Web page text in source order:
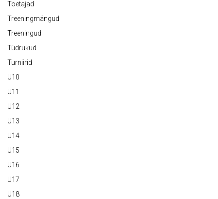
Toetajad
Treeningmängud
Treeningud
Tüdrukud
Turniirid
U10
U11
U12
U13
U14
U15
U16
U17
U18